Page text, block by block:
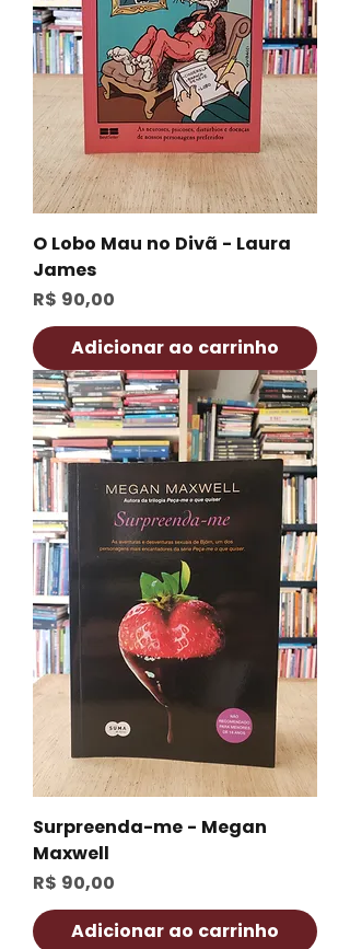
O Lobo Mau no Divã - Laura
James
Preço
R$ 90,00
Adicionar ao carrinho
Surpreenda-me - Megan
Maxwell
Preço
R$ 90,00
Adicionar ao carrinho